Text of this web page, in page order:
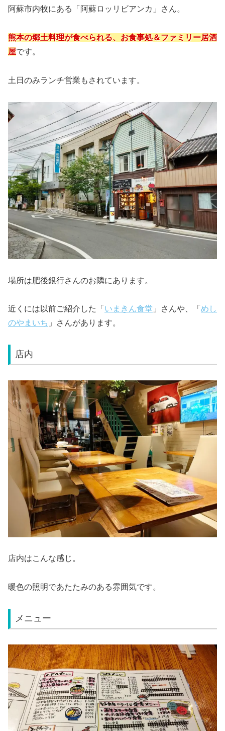
阿蘇市内牧にある「阿蘇ロッリビアンカ」さん。
熊本の郷土料理が食べられる、お食事処＆ファミリー居酒
屋です。
土日のみランチ営業もされています。
場所は肥後銀行さんのお隣にあります。
近くには以前ご紹介した「 いまきん食堂 」さんや、「 めし
のやまいち 」さんがあります。
店内
店内はこんな感じ。
暖色の照明であたたみのある雰囲気です。
メニュー